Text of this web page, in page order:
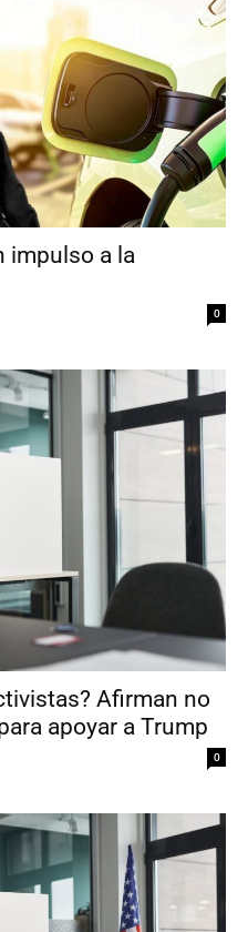
impulso a la
0
Afirman no
apoyar a Trump
0